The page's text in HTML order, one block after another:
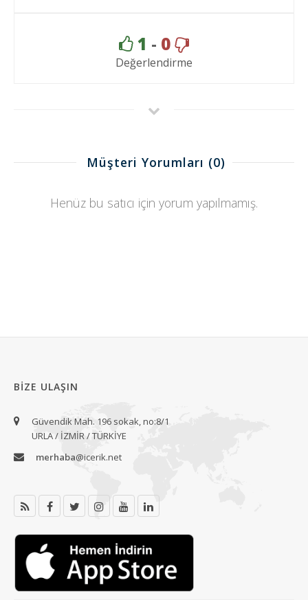
1 - 0
Değerlendirme
Müşteri Yorumları (0)
Henüz bu satıcı için yorum yapılmamış.
BIZE ULAŞIN
Güvendik Mah. 196 sokak, no:8/1
URLA / İZMİR / TÜRKİYE
merhaba@icerik.net